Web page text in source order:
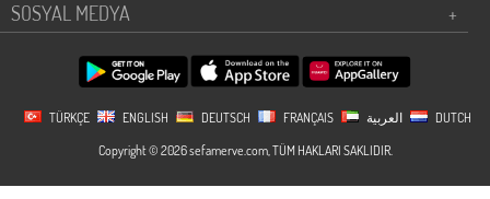
SOSYAL MEDYA
+
TÜRKÇE ENGLISH DEUTSCH FRANÇAIS
DUTCH
Copyright © 2026 sefamerve.com, TÜM HAKLARI SAKLIDIR.